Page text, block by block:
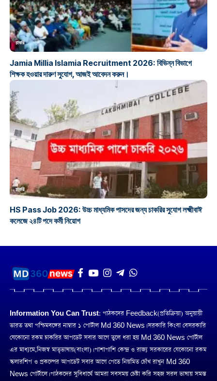
চাকরি
Jamia Millia Islamia Recruitment 2026: বিভিন্ন বিভাগে
শিক্ষক হওয়ার দারুণ সুযোগ, আজই আবেদন করুন।
চাকরি
HS Pass Job 2026: উচ্চ মাধ্যমিক পাসদের জন্য চাকরির সুযোগ লক্ষ্মীবাঈ
কলেজে ২৪টি পদে কর্মী নিয়োগ
Information You Can Trust: পাঠকদের Feedback(প্রতিক্রিয়া) অনুয়ায়ী
ভারত তথা পশ্চিমবঙ্গের নাম্বার ১ পোর্টাল Md 360 News। সরকারি কিংবা বেসরকারি
যেকোনো রকম চাকরির আপডেট সবার আগে তুলে ধরা হয় Md 360 News পোর্টাল
এর মাধ্যমে,নিজস্ব মাতৃভাষায়(বাংলা)। পাশাপাশি কেন্দ্র ও রাজ্য সরকারের যেকোনো রকম
স্কলারশিপ ও প্রকল্পের আপডেট সবার আগে পেতে নিয়মিত চোঁখ রাখুন Md 360
News পোর্টালে। পাঠকদের সুবিধার্থে আমরা সবসময় চেষ্টা করি সহজ সরল ভাষায় সমস্ত